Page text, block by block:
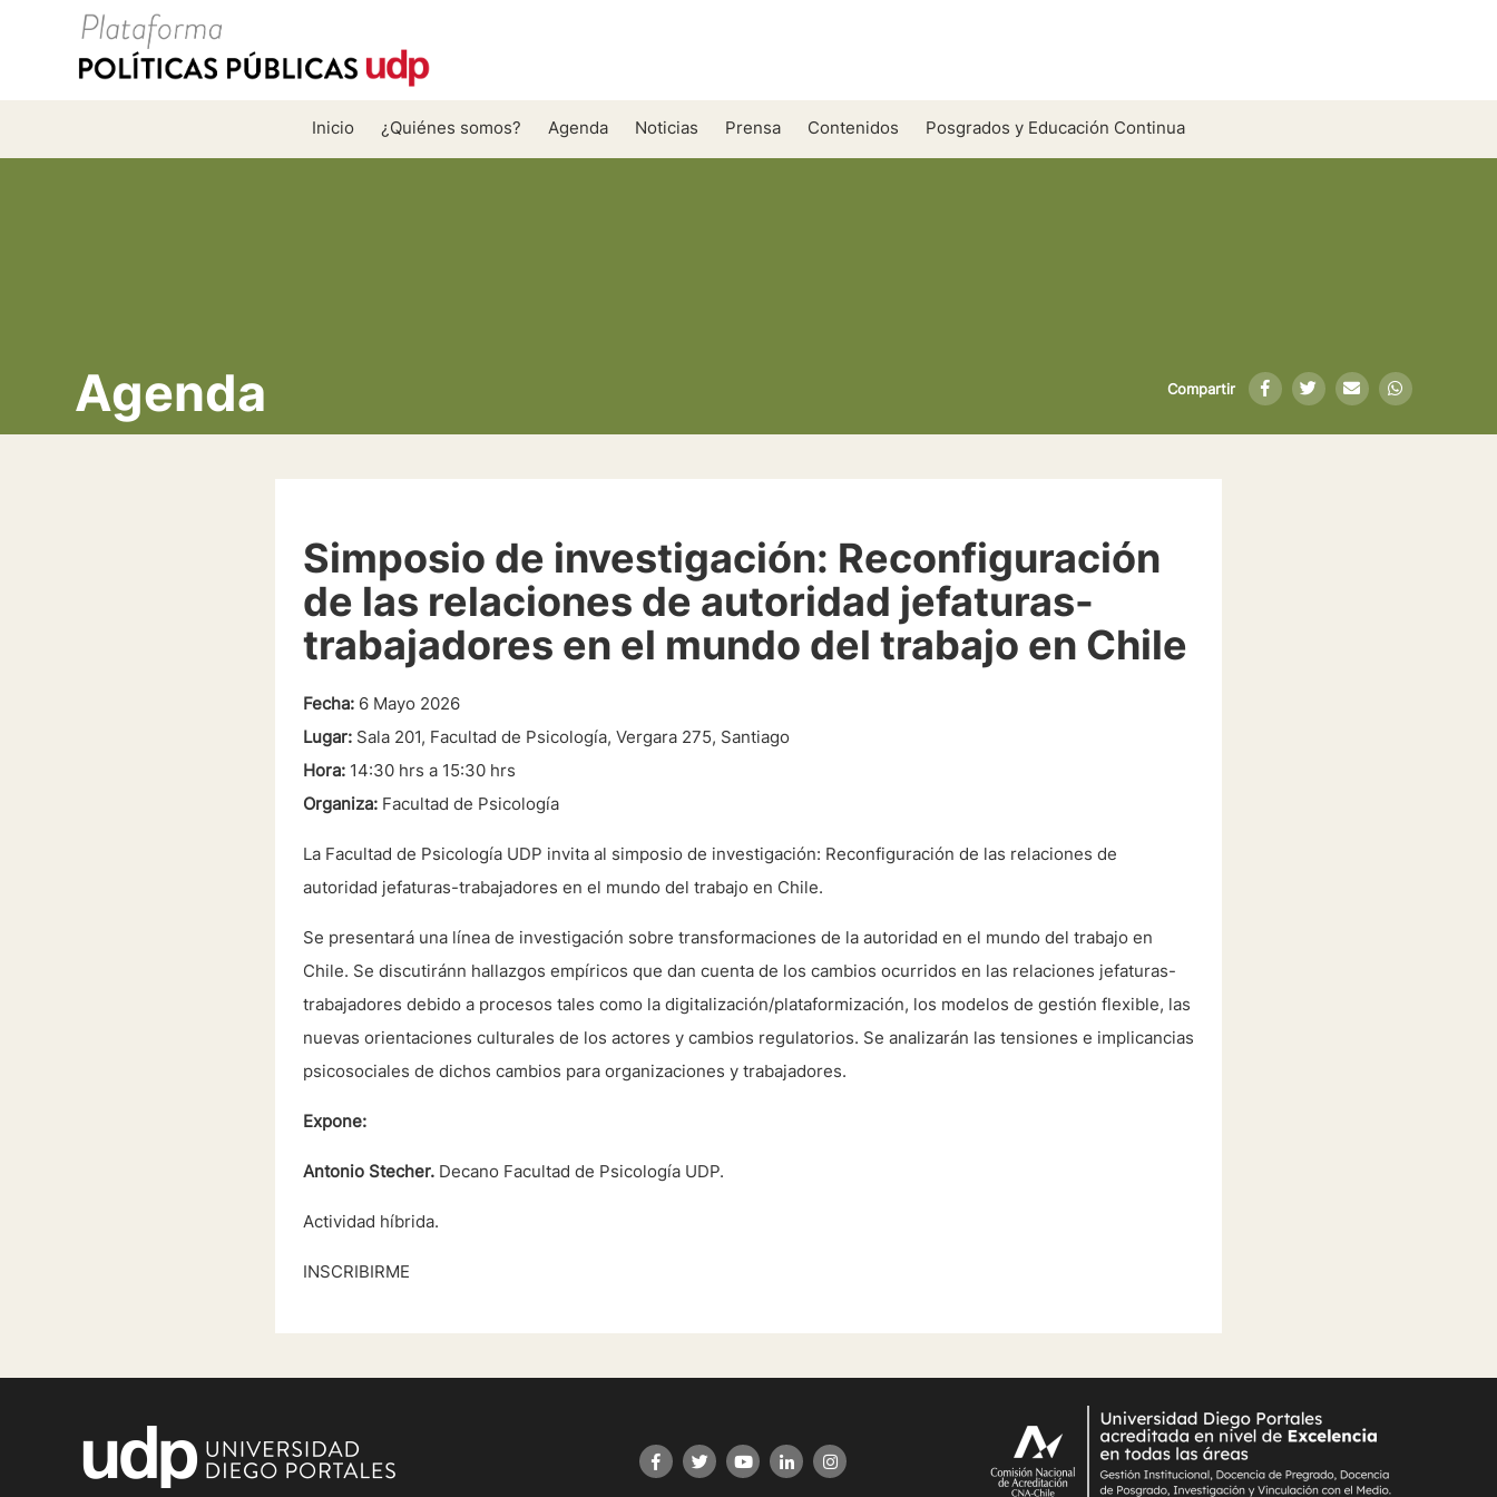
Inicio ¿Quiénes somos? Agenda Noticias Prensa Contenidos Posgrados y Educación Continua
Agenda Compartir
Simposio de investigación: Reconfiguración
de las relaciones de autoridad jefaturas-
trabajadores en el mundo del trabajo en Chile
Fecha: 6 Mayo 2026
Lugar: Sala 201, Facultad de Psicología, Vergara 275, Santiago
Hora: 14:30 hrs a 15:30 hrs
Organiza: Facultad de Psicología
La Facultad de Psicología UDP invita al simposio de investigación: Reconfiguración de las relaciones de
autoridad jefaturas-trabajadores en el mundo del trabajo en Chile.
Se presentará una línea de investigación sobre transformaciones de la autoridad en el mundo del trabajo en
Chile. Se discutiránn hallazgos empíricos que dan cuenta de los cambios ocurridos en las relaciones jefaturas-
trabajadores debido a procesos tales como la digitalización/plataformización, los modelos de gestión flexible, las
nuevas orientaciones culturales de los actores y cambios regulatorios. Se analizarán las tensiones e implicancias
psicosociales de dichos cambios para organizaciones y trabajadores.
Expone:
Antonio Stecher. Decano Facultad de Psicología UDP.
Actividad híbrida.
INSCRIBIRME